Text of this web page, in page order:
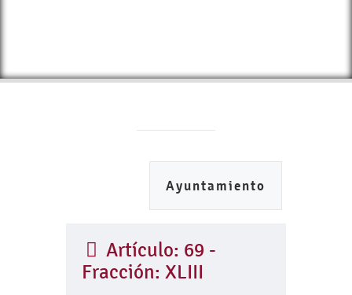
Ayuntamiento
Artículo: 69 -
Fracción: XLIII